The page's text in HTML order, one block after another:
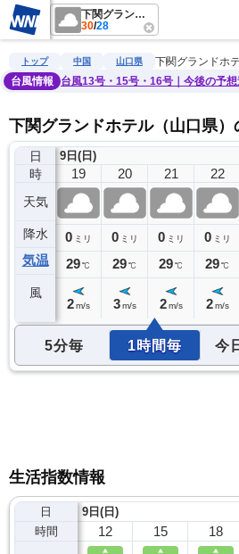
下関グランドホテル（山口県）
30/28
雨雲レーダー 台風情報 地震情報
トップ 中国 山口県
下関グランドホ
台風情報
台風13号・15号・16号｜今後の予
下関グランドホテル（山口県）
日
時
天気
降水
気温
風
9日(日)
18
0ミリ
30℃
19
0 ミリ
29℃
2 m/s
20
0 ミリ
29℃
3 m/s
21
0 ミリ
29℃
2 m/s
22
0 ミリ
29℃
2 m/s
5分毎 1時間毎 今
生活指数情報
日
時間
9日(日)
12 15 18